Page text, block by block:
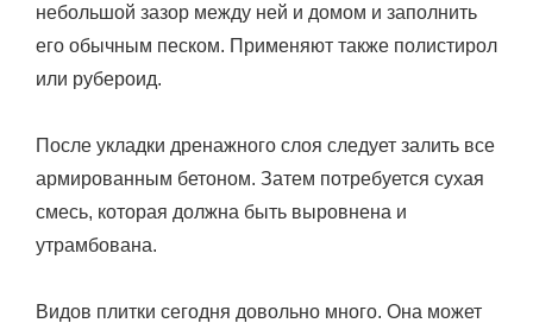
небольшой зазор между ней и домом и заполнить
его обычным песком. Применяют также полистирол
или рубероид.
После укладки дренажного слоя следует залить все
армированным бетоном. Затем потребуется сухая
смесь, которая должна быть выровнена и
утрамбована.
Видов плитки сегодня довольно много. Она может